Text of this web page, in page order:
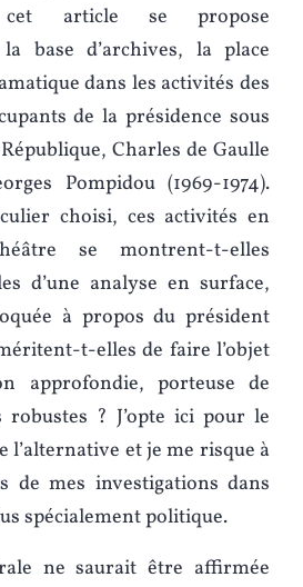
cet article se propose
base d’archives, la place
dans les activités des
de la présidence sous
Charles de Gaulle
Pompidou (1969-1974).
choisi, ces activités en
se montrent-t-elles
d’une analyse en surface,
à propos du président
t-elles de faire l’objet
approfondie, porteuse de
? J’opte ici pour le
l’alternative et je me risque à
de mes investigations dans
spécialement politique.
ne saurait être affirmée